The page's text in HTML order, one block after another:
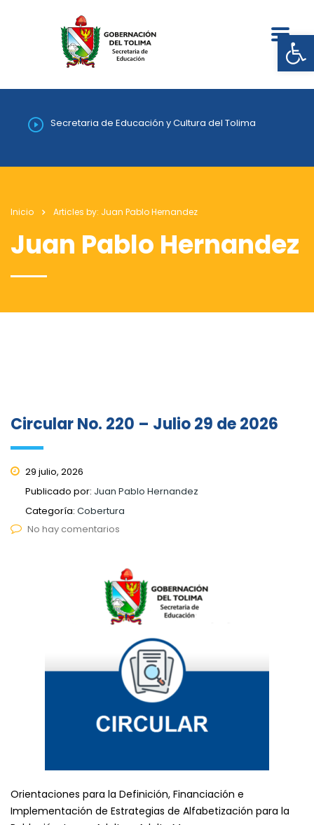
Secretaria de Educación y Cultura del Tolima
Inicio Articles by: Juan Pablo Hernandez
Juan Pablo Hernandez
Circular No. 220 – Julio 29 de 2026
29 julio, 2026
Publicado por: Juan Pablo Hernandez
Categoría: Cobertura
No hay comentarios
Orientaciones para la Definición, Financiación e
Implementación de Estrategias de Alfabetización para la